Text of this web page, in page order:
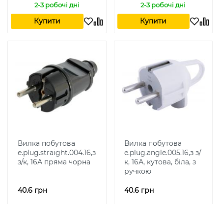
2-3 робочі дні
Купити
2-3 робочі дні
Купити
Вилка побутова
e.plug.straight.004.16,з
з/к, 16А пряма чорна
40.6 грн
Вилка побутова
e.plug.angle.005.16,з з/
к, 16А, кутова, біла, з
ручкою
40.6 грн